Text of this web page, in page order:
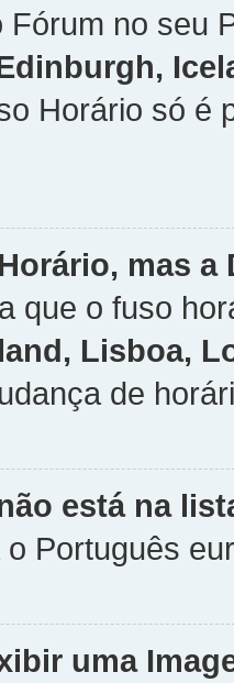
Fórum no seu
Horário só é
mas a
que o fuso
Lisboa,
de
está na
Português
uma